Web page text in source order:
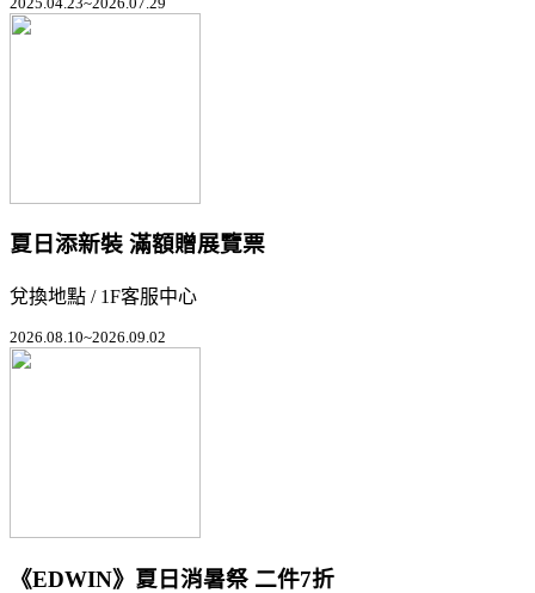
夏日添新裝 滿額贈展覽票
兌換地點 / 1F客服中心
2026.08.10~2026.09.02
《EDWIN》夏日消暑祭 二件7折